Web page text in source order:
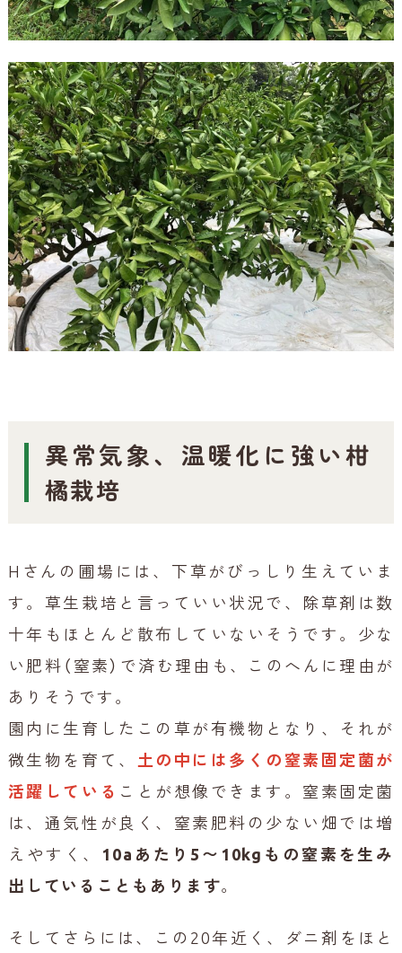
異常気象、温暖化に強い柑
橘栽培
Hさんの圃場には、下草がびっしり生えていま
す。草生栽培と言っていい状況で、除草剤は数
十年もほとんど散布していないそうです。少な
い肥料（窒素）で済む理由も、このへんに理由が
ありそうです。
園内に生育したこの草が有機物となり、それが
微生物を育て、
土の中には多くの窒素固定菌が
活躍している ことが想像できます。窒素固定菌
は、通気性が良く、窒素肥料の少ない畑では増
えやすく、 10aあたり5〜10kgもの窒素を生み
出していることもあります。
そしてさらには、この20年近く、ダニ剤をほと